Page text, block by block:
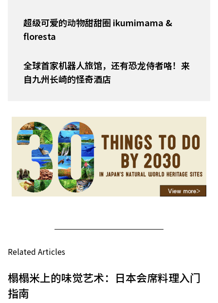
超级可爱的动物甜甜圈 ikumimama &
floresta
全球首家机器人旅馆，还有恐龙侍者咯！来
自九州长崎的怪奇酒店
Related Articles
榻榻米上的味觉艺术：日本会席料理入门
指南